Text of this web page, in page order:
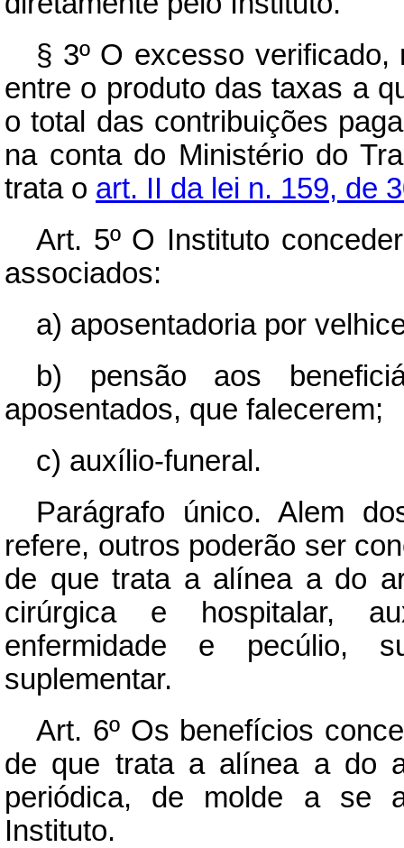
§ 3º O excesso
entre o produto das taxas a
o total das contribuições
na conta do Ministério do
trata o art. II da lei n. 159, de
Art. 5º O Instituto
associados:
a) aposentadoria por
b) pensão aos
aposentados, que falecerem;
c) auxílio-funeral.
Parágrafo único. Alem
refere, outros poderão ser
de que trata a alínea a do
cirúrgica e hospitalar,
enfermidade e pecúlio,
suplementar.
Art. 6º Os benefícios
de que trata a alínea a do
periódica, de molde a se
Instituto.